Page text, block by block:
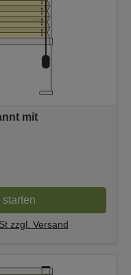
mit
starten
zzgl. Versand